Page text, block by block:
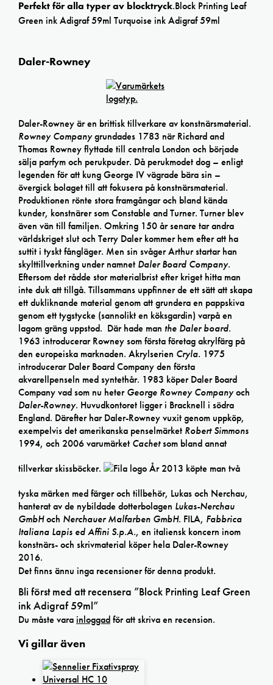
Perfekt för alla typer av blocktryck.Block Printing Leaf
Green ink Adigraf 59ml Turquoise ink Adigraf 59ml
Daler-Rowney
Daler-Rowney är en brittisk tillverkare av konstnärsmaterial.
Rowney Companygrundades 1783 när Richard and
Thomas Rowney flyttade till centrala London och började
sälja parfym och perukpuder. Då perukmodet dog – enligt
legenden för att kung George IV vägrade bära sin –
övergick bolaget till att fokusera på konstnärsmaterial.
Produktionen rönte stora framgångar och bland kända
kunder, konstnärer som Constable and Turner. Turner blev
även vän till familjen. Omkring 150 år senare tar andra
världskriget slut och Terry Daler kommer hem efter att ha
suttit i tyskt fångläger. Men sin svåger Arthur startar han
skylttillverkning under namnet Daler Board Company.
Eftersom det rådde stor materialbrist efter kriget hitta man
inte duk att tillgå. Tillsammans uppfinner de ett sätt att skapa
ett dukliknande material genom att grundera en pappskiva
genom ett tygstycke (sannolikt en köksgardin) varpå en
lagom gräng uppstod. Där hade man the Daler board.
1963 introducerar Rowney som första företag akrylfärg på
den europeiska marknaden. Akrylserien Cryla. 1975
introducerar Daler Board Company den första
akvarellpenseln med syntethår. 1983 köper Daler Board
Company vad som nu heterGeorge Rowney Companyoch
Daler-Rowney. Huvudkontoret ligger i Bracknell i södra
England. Därefter har Daler-Rowney vuxit genom uppköp,
exempelvis det amerikanska penselmärket Robert Simmons
1994, och 2006 varumärket Cachetsom bland annat
tillverkar skissböcker.
År 2013 köpte man två
tyska märken med färger och tillbehör, Lukas och Nerchau,
hanterat av de nybildade dotterbolagen Lukas-Nerchau
GmbHoch Nerchauer Malfarben GmbH. FILA, Fabbrica
Italiana Lapis ed Affini S.p.A., en italiensk koncern inom
konstnärs- och skrivmaterial köper hela Daler-Rowney
2016.
Det finns ännu inga recensioner för denna produkt.
Bli först med att recensera ”Block Printing Leaf Green
ink Adigraf 59ml”
Du måste varainloggadför att skriva en recension.
Vi gillar även